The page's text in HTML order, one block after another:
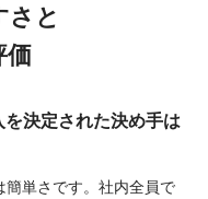
さと
価
決定された決め手は
単さです。社内全員で